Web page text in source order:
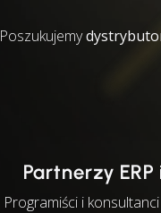
Poszukujemy
Partnerzy
Programiści i